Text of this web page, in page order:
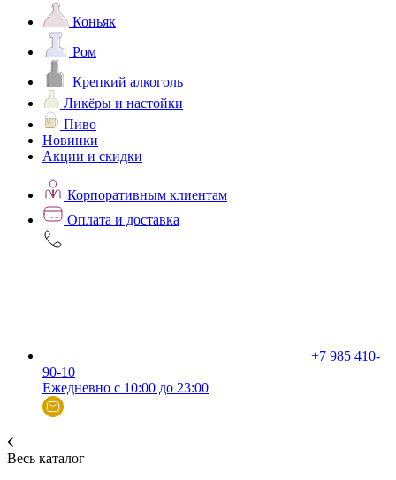
Коньяк
Ром
Крепкий алкоголь
Ликёры и настойки
Пиво
Новинки
Акции и скидки
Корпоративным клиентам
Оплата и доставка
+7 985 410-
90-10
Ежедневно с 10:00 до 23:00
Весь каталог